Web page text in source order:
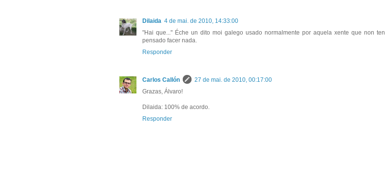
Dilaida 4 de mai. de 2010, 14:33:00
"Hai que..." Éche un dito moi galego usado normalmente por aquela xente que non ten
pensado facer nada.
Responder
Carlos Callón
27 de mai. de 2010, 00:17:00
Grazas, Álvaro!
Dilaida: 100% de acordo.
Responder